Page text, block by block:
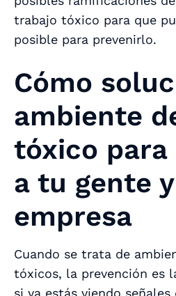
trabajo tóxico para que
posible para prevenirlo.
Cómo
ambiente
tóxico para
a tu gente
empresa
Cuando se trata de
tóxicos, la prevención es
si ya estás viendo